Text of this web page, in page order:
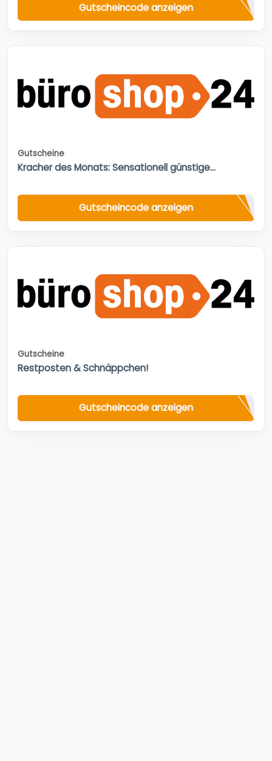
Gutscheincode anzeigen
Gutscheine
Kracher des Monats: Sensationell günstige...
Gutscheincode anzeigen
Gutscheine
Restposten & Schnäppchen!
Gutscheincode anzeigen